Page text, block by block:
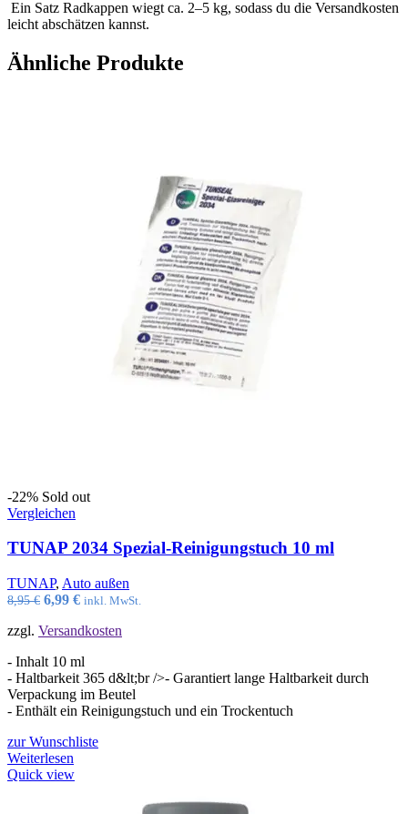
Ein Satz Radkappen wiegt ca. 2–5 kg, sodass du die Versandkosten
leicht abschätzen kannst.
Ähnliche Produkte
-22% Sold out
Vergleichen
TUNAP 2034 Spezial-Reinigungstuch 10 ml
TUNAP, Auto außen
8,95€ Ursprünglicher
war:
6,99 €Aktueller
ist:
inkl. MwSt.
zzgl. Versandkosten
- Inhalt 10 ml
- Haltbarkeit 365 d&lt;br />- Garantiert lange Haltbarkeit durch
Verpackung im Beutel
- Enthält ein Reinigungstuch und ein Trockentuch
zur Wunschliste
Weiterlesen
Quick view